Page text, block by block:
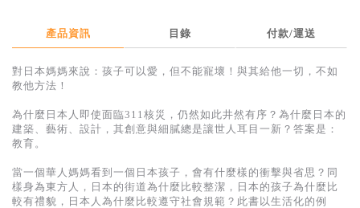
暢銷榜
中文二手書
精選英文書
基道 Top 50
產品資訊 目錄 付款/運送
對日本媽媽來說：孩子可以愛，但不能寵壞！與其給他一切，不如
教他方法！
為什麼日本人即使面臨311核災，仍然如此井然有序？為什麼日本的
建築、藝術、設計，其創意與細膩總是讓世人耳目一新？答案是：
教育。
當一個華人媽媽看到一個日本孩子，會有什麼樣的衝擊與省思？同
樣身為東方人，日本的街道為什麼比較整潔，日本的孩子為什麼比
較有禮貌，日本人為什麼比較遵守社會規範？此書以生活化的例